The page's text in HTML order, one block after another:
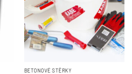
BETONOVÉ STĚRKY